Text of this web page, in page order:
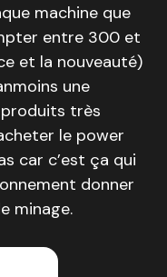
machine que
entre 300 et
et la nouveauté)
une
très
le power
car c’est ça qui
donner
minage.